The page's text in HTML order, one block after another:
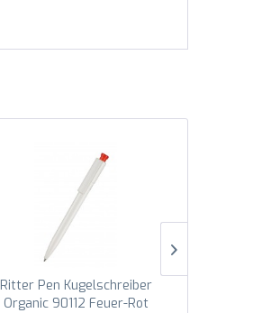
Ritter Pen Kugelschreiber
Organic 90112 Feuer-Rot